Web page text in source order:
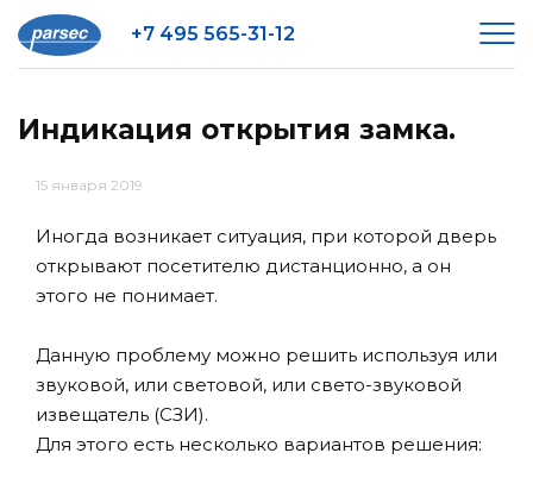
+7 495 565-31-12
Индикация открытия замка.
15 января 2019
Иногда возникает ситуация, при которой дверь
открывают посетителю дистанционно, а он
этого не понимает.
Данную проблему можно решить используя или
звуковой, или световой, или свето-звуковой
извещатель (СЗИ).
Для этого есть несколько вариантов решения: